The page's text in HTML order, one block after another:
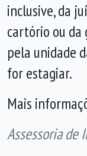
inclusive, da
cartório ou da
pela unidade
for estagiar.
Mais
Assessoria de